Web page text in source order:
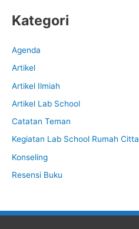
Kategori
Agenda
Artikel
Artikel Ilmiah
Artikel Lab School
Catatan Teman
Kegiatan Lab School Rumah Citta
Konseling
Resensi Buku